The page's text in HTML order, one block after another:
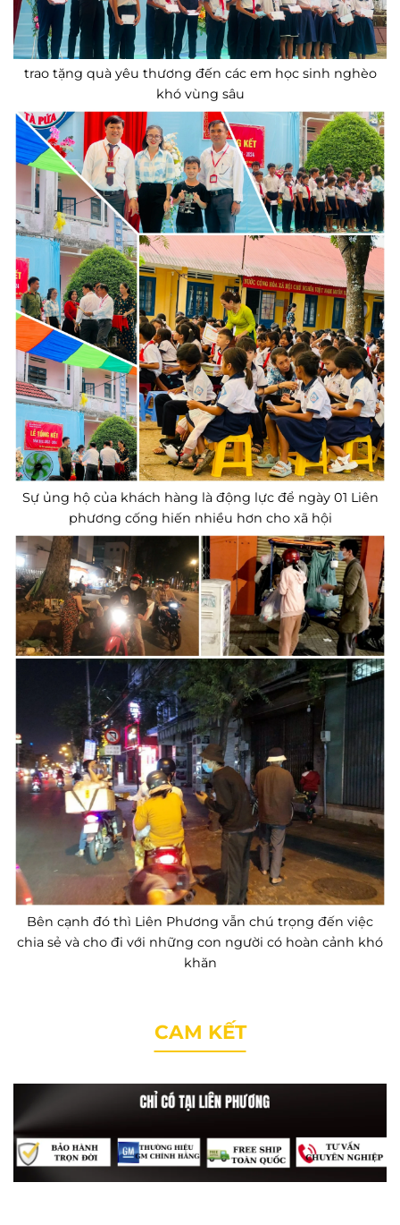
trao tặng quà yêu thương đến các em học sinh nghèo
khó vùng sâu
Sự ủng hộ của khách hàng là động lực để ngày 01 Liên
phương cống hiến nhiều hơn cho xã hội
Bên cạnh đó thì Liên Phương vẫn chú trọng đến việc
chia sẻ và cho đi với những con người có hoàn cảnh khó
khăn
CAM KẾT